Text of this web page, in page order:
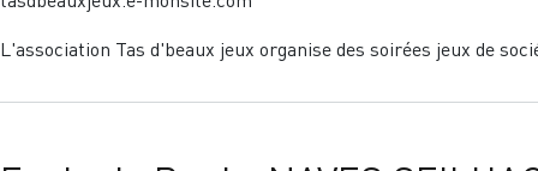
L'association Tas d'beaux jeux organise des soirées jeux de